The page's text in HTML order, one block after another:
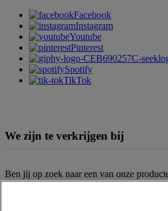
Facebook
Instagram
Youtube
Pinterest
Spotify
TikTok
We zijn te verkrijgen bij
Ben jij op zoek naar een van onze
verkooppunten. Het assortiment kan per